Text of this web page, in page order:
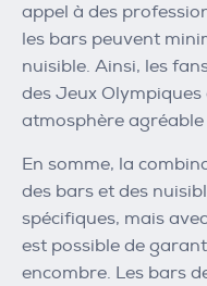
appel à des
les bars peuvent
nuisible. Ainsi, les
des Jeux
atmosphère
En somme, la
des bars et des
spécifiques, mais
est possible de
encombre. Les bars